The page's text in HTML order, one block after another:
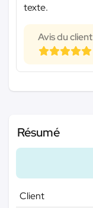
texte.
Avis du client
Résumé
Client